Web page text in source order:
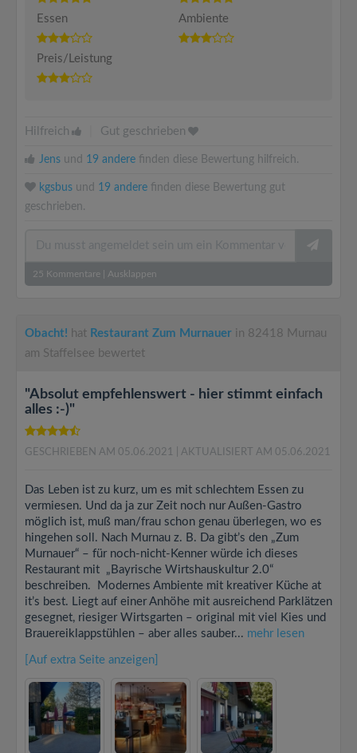
Essen Ambiente
Preis/Leistung
Hilfreich Gut geschrieben
Jens und 19 andere finden diese Bewertung hilfreich.
kgsbus und 19 andere finden diese Bewertung gut
geschrieben.
25 Kommentare Ausklappen
Obacht! hat Restaurant Zum Murnauer in 82418 Murnau
am Staffelsee bewertet
"Absolut empfehlenswert - hier stimmt einfach
alles :-)"
GESCHRIEBEN AM 05.06.2021 | AKTUALISIERT AM 05.06.2021
Das Leben ist zu kurz, um es mit schlechtem Essen zu
vermiesen. Und da ja zur Zeit noch nur Außen-Gastro
möglich ist, muß man/frau schon genau überlegen, wo es
hingehen soll. Nach Murnau z. B. Da gibt’s den „Zum
Murnauer“ – für noch-nicht-Kenner würde ich dieses
Restaurant mit „Bayrische Wirtshauskultur 2.0“
beschreiben. Modernes Ambiente mit kreativer Küche at
it’s best. Liegt auf einer Anhöhe mit ausreichend Parklätzen
gesegnet, riesiger Wirtsgarten – original mit viel Kies und
Brauereiklappstühlen – aber alles sauber... mehr lesen
[Auf extra Seite anzeigen]